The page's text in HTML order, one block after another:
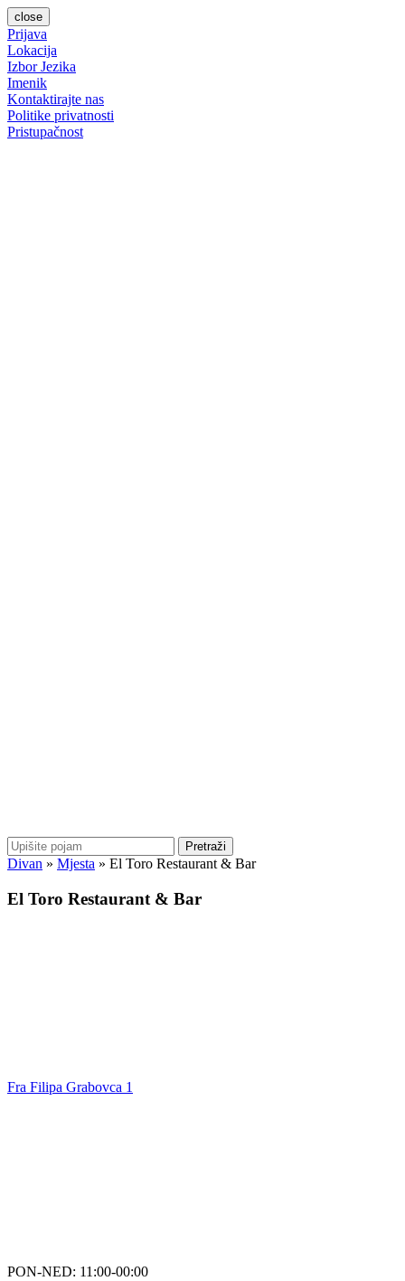
close
Prijava
Lokacija
Izbor Jezika
Imenik
Kontaktirajte nas
Politike privatnosti
Pristupačnost
Pretraži
Divan » Mjesta » El Toro Restaurant & Bar
El Toro Restaurant & Bar
Fra Filipa Grabovca 1
PON-NED: 11:00-00:00